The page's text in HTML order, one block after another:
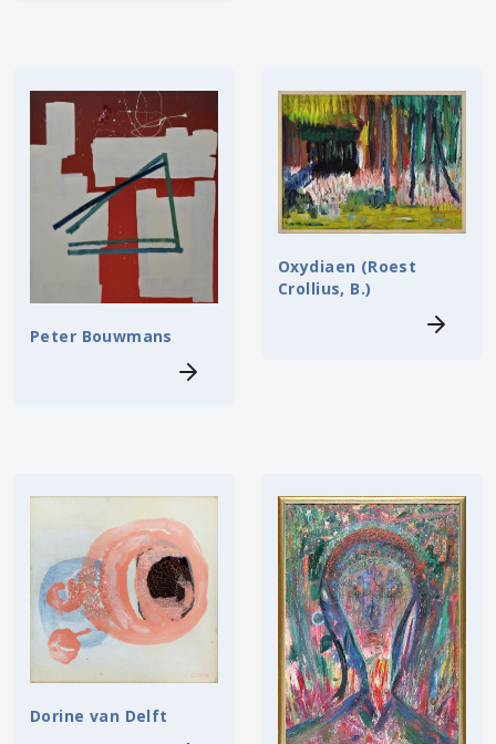
Peter Bouwmans
Oxydiaen (Roest
Crollius, B.)
Dorine van Delft